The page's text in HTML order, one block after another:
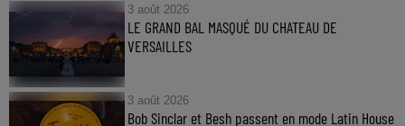
3 août 2026
LE GRAND BAL MASQUÉ DU CHATEAU DE
VERSAILLES
3 août 2026
Bob Sinclar et Besh passent en mode Latin House